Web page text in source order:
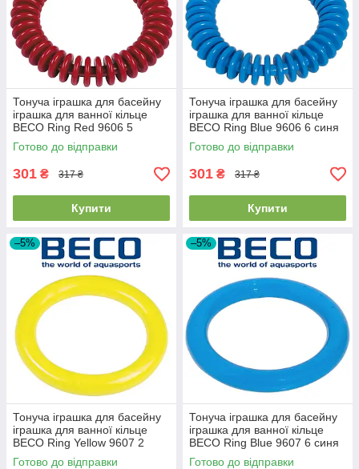
Тонуча іграшка для басейну
іграшка для ванної кільце
BECO Ring Red 9606 5
червона
Готово до відправки
301 ₴ 317 ₴
Купити
Тонуча іграшка для басейну
іграшка для ванної кільце
BECO Ring Blue 9606 6 синя
Готово до відправки
301 ₴ 317 ₴
Купити
–5%
Тонуча іграшка для басейну
іграшка для ванної кільце
BECO Ring Yellow 9607 2
жовта
Готово до відправки
–5%
Тонуча іграшка для басейну
іграшка для ванної кільце
BECO Ring Blue 9607 6 синя
Готово до відправки